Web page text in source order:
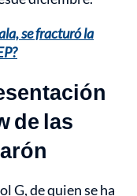
se fracturó la
de las
G, de quien se ha